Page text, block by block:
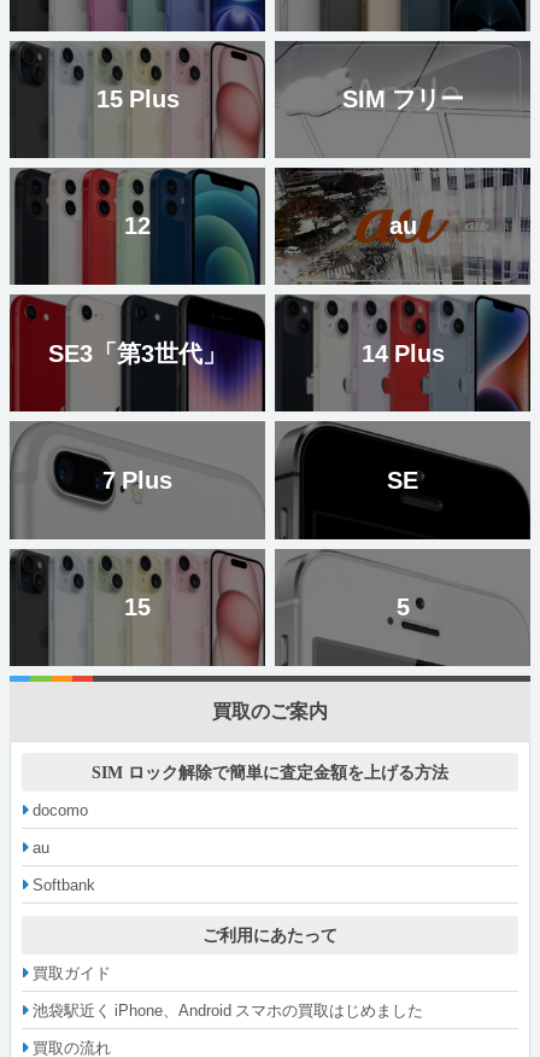
15 Plus SIM フリー
12 au
SE3「第3世代」 14 Plus
7 Plus SE
15 5
買取のご案内
SIM ロック解除で簡単に査定金額を上げる方法
docomo
au
Softbank
ご利用にあたって
買取ガイド
池袋駅近く iPhone、Android スマホの買取はじめました
買取の流れ